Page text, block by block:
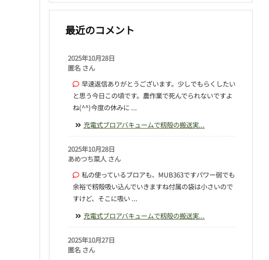
最近のコメント
2025年10月28日
匿名 さん
早速返信ありがとうございます。少しでもらくしたい
と思う今日この頃です。農作業で死んでられないですよ
ね(^^)今度の休みに ...
充電式ブロアバキュームで籾殻の搬送実...
2025年10月28日
あめつち菜人 さん
私の使っているブロアも、MUB363ですパワー弱でも
余裕で籾殻吸い込んでいきますね付属の袋は小さいので
すけど、そこに吸い ...
充電式ブロアバキュームで籾殻の搬送実...
2025年10月27日
匿名 さん